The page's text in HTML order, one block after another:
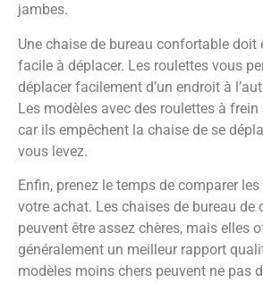
jambes.
Une chaise de bureau confortable doit
facile à déplacer. Les roulettes vous
déplacer facilement d’un endroit à
Les modèles avec des roulettes à
car ils empêchent la chaise de se
vous levez.
Enfin, prenez le temps de comparer
votre achat. Les chaises de bureau de
peuvent être assez chères, mais elles
généralement un meilleur rapport
modèles moins chers peuvent ne pas